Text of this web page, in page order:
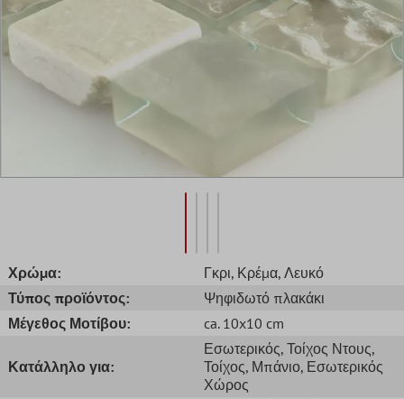
Χρώμα: Γκρι, Κρέμα, Λευκό
Τύπος προϊόντος:
Ψηφιδωτό πλακάκι
Μέγεθος Μοτίβου:
ca. 10x10 cm
Κατάλληλο για:
Εσωτερικός, Τοίχος Ντους,
Τοίχος, Μπάνιο, Εσωτερικός
Χώρος